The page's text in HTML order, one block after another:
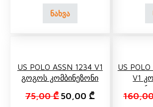
ნახვა
US POLO ASSN 1234 V1
Გოგოს Კომბინეზონი
75,00₾ Original price was:
50,00 ₾Current price
US
V1